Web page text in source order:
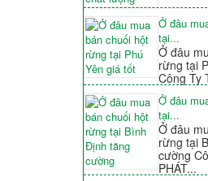
Ở đâu
tại...
Ở đâu
rừng tại
Công Ty
Ở đâu
tại...
Ở đâu
rừng tại
cường
PHÁT...